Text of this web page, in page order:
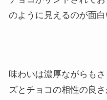
のように見えるのが面白
味わいは濃厚ながらも
ズとチョコの相性の良